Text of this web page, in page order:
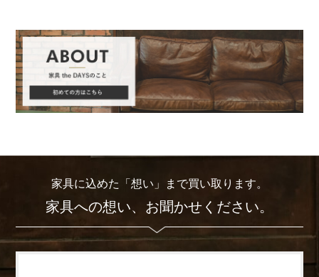
家具に込めた「想い」まで買い取ります。
家具への想い、お聞かせください。